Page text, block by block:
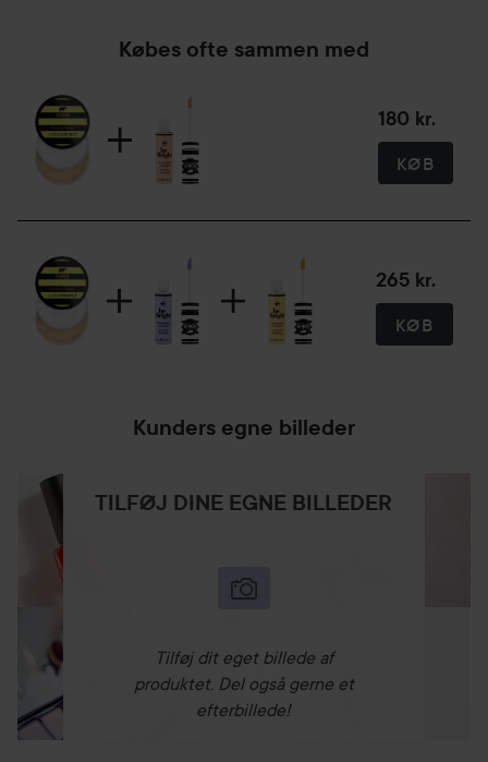
Købes ofte sammen med
180 kr.
KØB
265 kr.
KØB
Kunders egne billeder
TILFØJ DINE EGNE BILLEDER
Tilføj dit eget billede af
produktet. Del også gerne et
efterbillede!